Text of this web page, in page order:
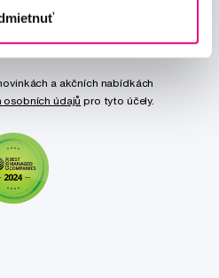
a akčních nabídkách
osobních údajů pro tyto účely.